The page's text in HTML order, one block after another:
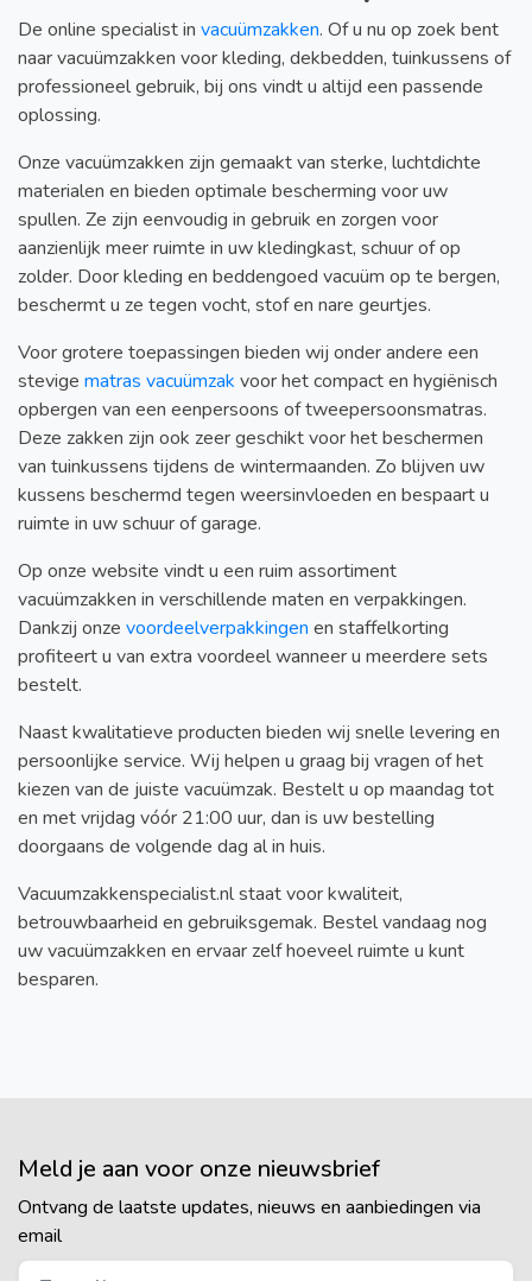
De online specialist in vacuümzakken. Of u nu op zoek bent
naar vacuümzakken voor kleding, dekbedden, tuinkussens of
professioneel gebruik, bij ons vindt u altijd een passende
oplossing.
Onze vacuümzakken zijn gemaakt van sterke, luchtdichte
materialen en bieden optimale bescherming voor uw
spullen. Ze zijn eenvoudig in gebruik en zorgen voor
aanzienlijk meer ruimte in uw kledingkast, schuur of op
zolder. Door kleding en beddengoed vacuüm op te bergen,
beschermt u ze tegen vocht, stof en nare geurtjes.
Voor grotere toepassingen bieden wij onder andere een
stevige matras vacuümzak voor het compact en hygiënisch
opbergen van een eenpersoons of tweepersoonsmatras.
Deze zakken zijn ook zeer geschikt voor het beschermen
van tuinkussens tijdens de wintermaanden. Zo blijven uw
kussens beschermd tegen weersinvloeden en bespaart u
ruimte in uw schuur of garage.
Op onze website vindt u een ruim assortiment
vacuümzakken in verschillende maten en verpakkingen.
Dankzij onze voordeelverpakkingen en staffelkorting
profiteert u van extra voordeel wanneer u meerdere sets
bestelt.
Naast kwalitatieve producten bieden wij snelle levering en
persoonlijke service. Wij helpen u graag bij vragen of het
kiezen van de juiste vacuümzak. Bestelt u op maandag tot
en met vrijdag vóór 21:00 uur, dan is uw bestelling
doorgaans de volgende dag al in huis.
Vacuumzakkenspecialist.nl staat voor kwaliteit,
betrouwbaarheid en gebruiksgemak. Bestel vandaag nog
uw vacuümzakken en ervaar zelf hoeveel ruimte u kunt
besparen.
Meld je aan voor onze nieuwsbrief
Ontvang de laatste updates, nieuws en aanbiedingen via
email